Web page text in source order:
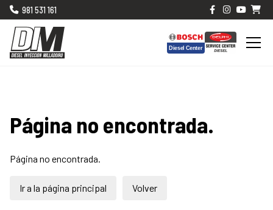
981 531 161
Página no encontrada.
Página no encontrada.
Ir a la página principal Volver